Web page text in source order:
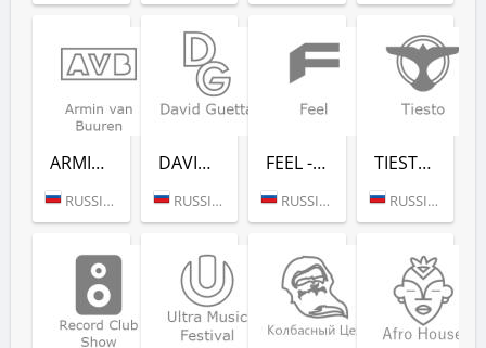
ARMIN VAN BUUREN - RADIO RECORD
RUSSIA (MOSCOW)
DAVID GUETTA - RADIO RECORD
RUSSIA (MOSCOW)
FEEL - RADIO RECORD
RUSSIA (MOSCOW)
TIESTO - RADIO RECORD
RUSSIA (MOSCOW)